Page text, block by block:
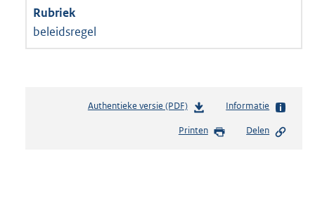
beleidsregel
Authentieke versie (PDF)b
s
Informatie
Printen Delen